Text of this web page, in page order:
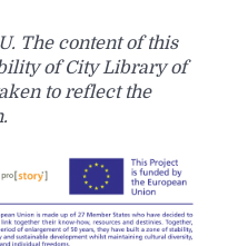
The content of this
of City Library of
to reflect the